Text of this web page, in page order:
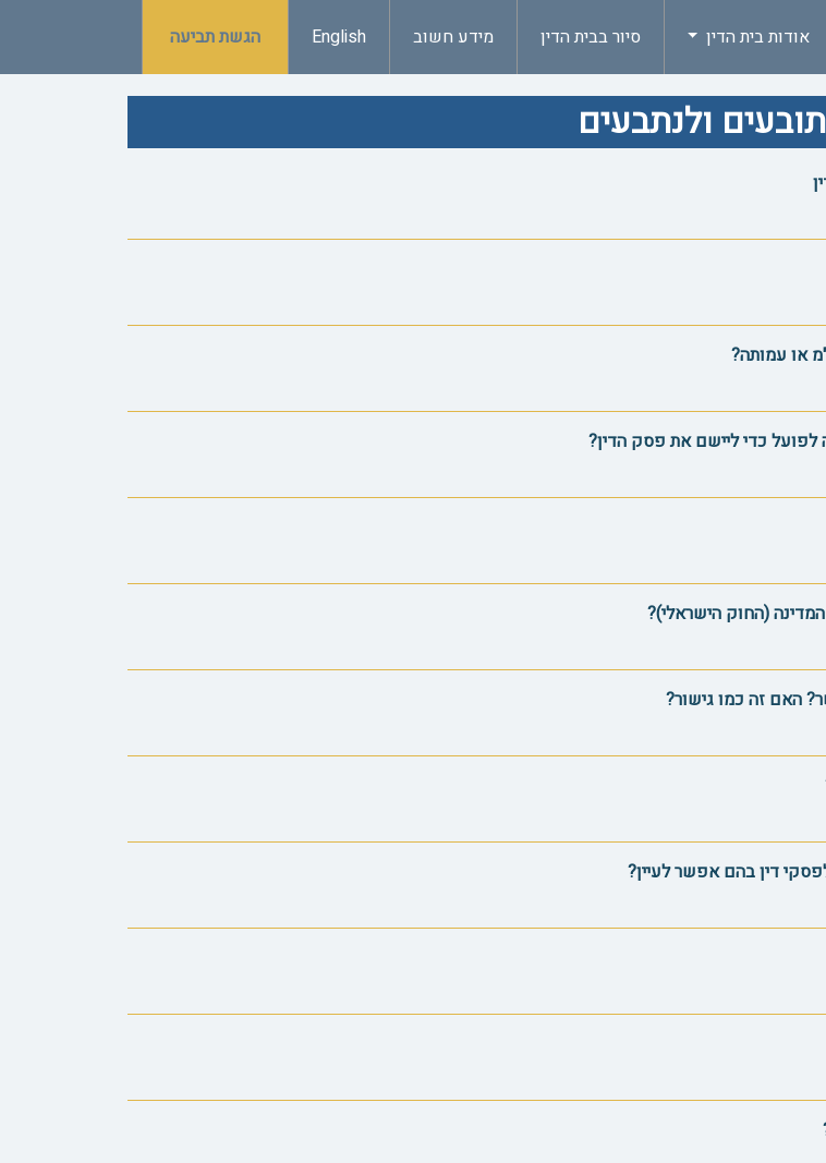
אודות בית הדין סיור בבית הדין מידע חשוב English הגשת תביעה
ולנתבעים
או עמותה?
כדי ליישם את פסק הדין?
(החוק הישראלי)?
האם זה כמו גישור?
דין בהם אפשר לעיין?